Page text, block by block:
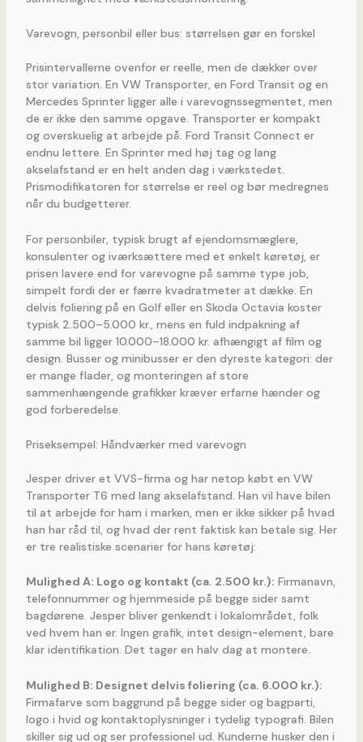
Varevogn, personbil eller bus: størrelsen gør en forskel
Prisintervallerne ovenfor er reelle, men de dækker over
stor variation. En VW Transporter, en Ford Transit og en
Mercedes Sprinter ligger alle i varevognssegmentet, men
de er ikke den samme opgave. Transporter er kompakt
og overskuelig at arbejde på. Ford Transit Connect er
endnu lettere. En Sprinter med høj tag og lang
akselafstand er en helt anden dag i værkstedet.
Prismodifikatoren for størrelse er reel og bør medregnes
når du budgetterer.
For personbiler, typisk brugt af ejendomsmæglere,
konsulenter og iværksættere med et enkelt køretøj, er
prisen lavere end for varevogne på samme type job,
simpelt fordi der er færre kvadratmeter at dække. En
delvis foliering på en Golf eller en Skoda Octavia koster
typisk 2.500–5.000 kr., mens en fuld indpakning af
samme bil ligger 10.000–18.000 kr. afhængigt af film og
design. Busser og minibusser er den dyreste kategori: der
er mange flader, og monteringen af store
sammenhængende grafikker kræver erfarne hænder og
god forberedelse.
Priseksempel: Håndværker med varevogn
Jesper driver et VVS-firma og har netop købt en VW
Transporter T6 med lang akselafstand. Han vil have bilen
til at arbejde for ham i marken, men er ikke sikker på hvad
han har råd til, og hvad der rent faktisk kan betale sig. Her
er tre realistiske scenarier for hans køretøj:
Mulighed A: Logo og kontakt (ca. 2.500 kr.): Firmanavn,
telefonnummer og hjemmeside på begge sider samt
bagdørene. Jesper bliver genkendt i lokalområdet, folk
ved hvem han er. Ingen grafik, intet design-element, bare
klar identifikation. Det tager en halv dag at montere.
Mulighed B: Designet delvis foliering (ca. 6.000 kr.):
Firmafarve som baggrund på begge sider og bagparti,
logo i hvid og kontaktoplysninger i tydelig typografi. Bilen
skiller sig ud og ser professionel ud. Kunderne husker den i